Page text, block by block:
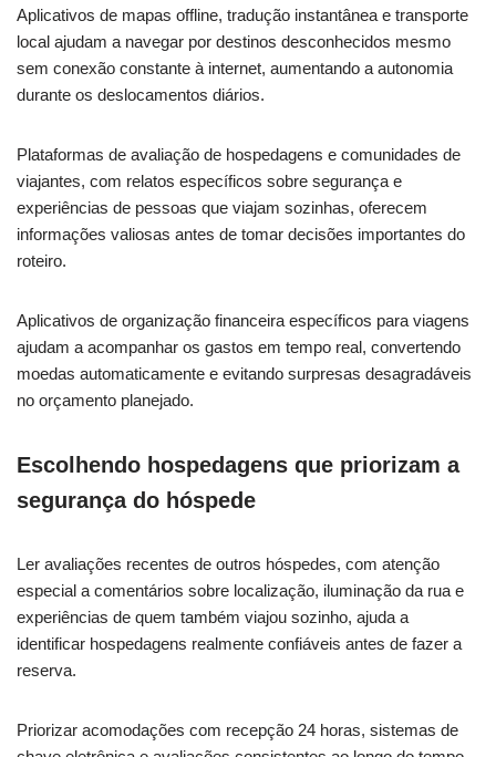
Aplicativos de mapas offline, tradução instantânea e transporte
local ajudam a navegar por destinos desconhecidos mesmo
sem conexão constante à internet, aumentando a autonomia
durante os deslocamentos diários.
Plataformas de avaliação de hospedagens e comunidades de
viajantes, com relatos específicos sobre segurança e
experiências de pessoas que viajam sozinhas, oferecem
informações valiosas antes de tomar decisões importantes do
roteiro.
Aplicativos de organização financeira específicos para viagens
ajudam a acompanhar os gastos em tempo real, convertendo
moedas automaticamente e evitando surpresas desagradáveis
no orçamento planejado.
Escolhendo hospedagens que priorizam a
segurança do hóspede
Ler avaliações recentes de outros hóspedes, com atenção
especial a comentários sobre localização, iluminação da rua e
experiências de quem também viajou sozinho, ajuda a
identificar hospedagens realmente confiáveis antes de fazer a
reserva.
Priorizar acomodações com recepção 24 horas, sistemas de